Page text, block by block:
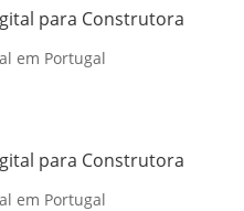
para Construtora
em Portugal
para Construtora
em Portugal